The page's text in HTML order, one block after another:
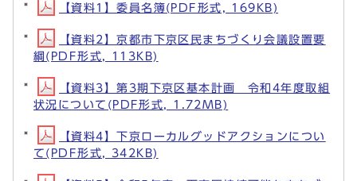
【資料1】委員名簿(PDF形式, 169KB)
【資料2】京都市下京区民まちづくり会議設置要
綱(PDF形式, 113KB)
【資料3】第3期下京区基本計画 令和4年度取組
状況について(PDF形式, 1.72MB)
【資料4】下京ローカルグッドアクションについ
て(PDF形式, 342KB)